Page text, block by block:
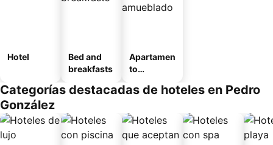
Hotel
Bed and
breakfasts
Apartamen
to
o
Categorías destacadas de hoteles en Pedro
González